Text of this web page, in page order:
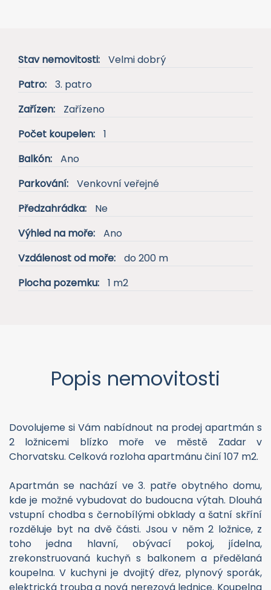
Stav nemovitosti:
Velmi dobrý
Patro:
3. patro
Zařízen:
Zařízeno
Počet koupelen:
1
Balkón:
Ano
Parkování:
Venkovní veřejné
Předzahrádka:
Ne
Výhled na moře:
Ano
Vzdálenost od moře:
do 200 m
Plocha pozemku:
1 m2
Popis nemovitosti
Dovolujeme si Vám nabídnout na prodej apartmán s
2 ložnicemi blízko moře ve městě Zadar v
Chorvatsku. Celková rozloha apartmánu činí 107 m2.
Apartmán se nachází ve 3. patře obytného domu,
kde je možné vybudovat do budoucna výtah. Dlouhá
vstupní chodba s černobílými obklady a šatní skříní
rozděluje byt na dvě části. Jsou v něm 2 ložnice, z
toho jedna hlavní, obývací pokoj, jídelna,
zrekonstruovaná kuchyň s balkonem a předělaná
koupelna. V kuchyni je dvojitý dřez, plynový sporák,